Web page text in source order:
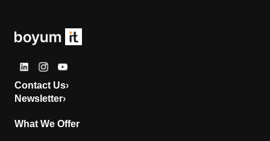
Contact Us›
Newsletter›
What We Offer